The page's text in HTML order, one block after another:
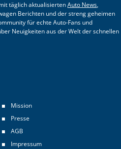
täglich aktualisiertenAuto News,
Berichten und der streng geheimen
für echte Auto-Fans und
Neuigkeiten aus der Welt der schnellen
Mission
Presse
AGB
Impressum